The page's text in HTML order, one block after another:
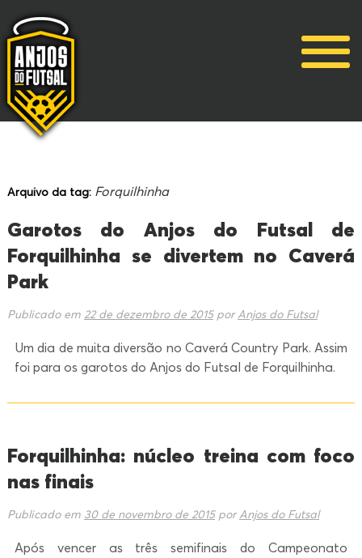
Arquivo da tag: Forquilhinha
Garotos do Anjos do Futsal de
Forquilhinha se divertem no Caverá
Park
Publicado em 22 de dezembro de 2015 por Anjos do Futsal
Um dia de muita diversão no Caverá Country Park. Assim
foi para os garotos do Anjos do Futsal de Forquilhinha.
Forquilhinha: núcleo treina com foco
nas finais
Publicado em 30 de novembro de 2015 por Anjos do Futsal
Após vencer as três semifinais do Campeonato